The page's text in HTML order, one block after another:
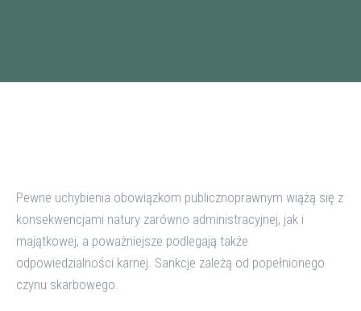
Pewne uchybienia obowiązkom publicznoprawnym wiążą się z
konsekwencjami natury zarówno administracyjnej, jak i
majątkowej, a poważniejsze podlegają także
odpowiedzialności karnej. Sankcje zależą od popełnionego
czynu skarbowego.